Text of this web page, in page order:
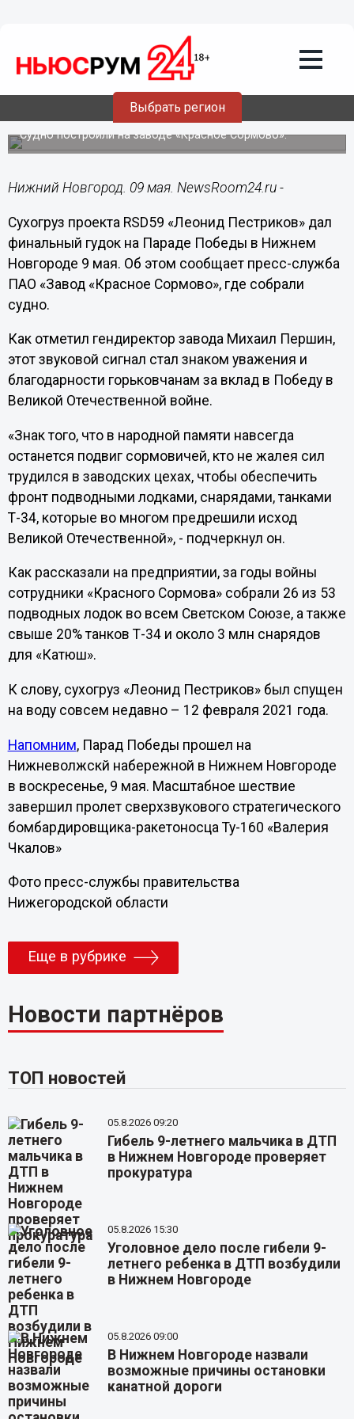
Выбрать регион
Сухогруз «Леонид Пестриков» дал
финальный гудок нижегородского
Парада Победы
Судно построили на заводе «Красное Сормово».
Нижний Новгород. 09 мая. NewsRoom24.ru -
Сухогруз проекта RSD59 «Леонид Пестриков» дал
финальный гудок на Параде Победы в Нижнем
Новгороде 9 мая. Об этом сообщает пресс-служба
ПАО «Завод «Красное Сормово», где собрали
судно.
Как отметил гендиректор завода Михаил Першин,
этот звуковой сигнал стал знаком уважения и
благодарности горьковчанам за вклад в Победу в
Великой Отечественной войне.
«Знак того, что в народной памяти навсегда
останется подвиг сормовичей, кто не жалея сил
трудился в заводских цехах, чтобы обеспечить
фронт подводными лодками, снарядами, танками
Т-34, которые во многом предрешили исход
Великой Отечественной», - подчеркнул он.
Как рассказали на предприятии, за годы войны
сотрудники «Красного Сормова» собрали 26 из 53
подводных лодок во всем Светском Союзе, а также
свыше 20% танков Т-34 и около 3 млн снарядов
для «Катюш».
К слову, сухогруз «Леонид Пестриков» был спущен
на воду совсем недавно – 12 февраля 2021 года.
Напомним, Парад Победы прошел на
Нижневолжскй набережной в Нижнем Новгороде
в воскресенье, 9 мая. Масштабное шествие
завершил пролет сверхзвукового стратегического
бомбардировщика-ракетоносца Ту-160 «Валерия
Чкалов»
Фото пресс-службы правительства
Нижегородской области
Еще в рубрике
Новости партнёров
ТОП новостей
05.8.2026 09:20
Гибель 9-летнего мальчика в ДТП
в Нижнем Новгороде проверяет
прокуратура
05.8.2026 15:30
Уголовное дело после гибели 9-
летнего ребенка в ДТП возбудили
в Нижнем Новгороде
05.8.2026 09:00
В Нижнем Новгороде назвали
возможные причины остановки
канатной дороги